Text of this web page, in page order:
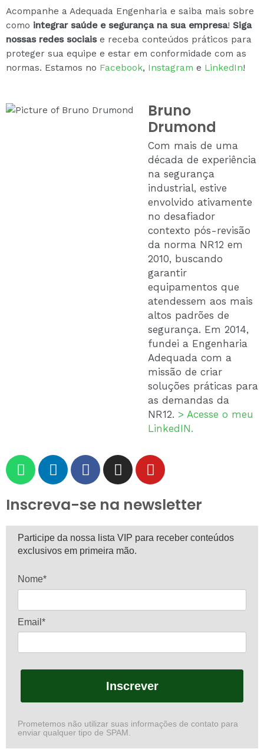
Acompanhe a Adequada Engenharia e saiba mais sobre
como integrar saúde e segurança na sua empresa! Siga
nossas redes sociaise receba conteúdos práticos para
proteger sua equipe e estar em conformidade com as
normas. Estamos no Facebook, Instagram e LinkedIn!
Bruno
Drumond
Com mais de uma
década de experiência
na segurança
industrial, estive
envolvido ativamente
no desafiador
contexto pós-revisão
da norma NR12 em
2010, buscando
garantir
equipamentos que
atendessem aos mais
altos padrões de
segurança. Em 2014,
fundei a Engenharia
Adequada com a
missão de criar
soluções práticas para
as demandas da
NR12. > Acesse o meu
LinkedIN.
Inscreva-se na newsletter
Participe da nossa lista VIP para receber conteúdos
exclusivos em primeira mão.
Nome*
Email*
Inscrever
Prometemos não utilizar suas informações de contato para
enviar qualquer tipo de SPAM.